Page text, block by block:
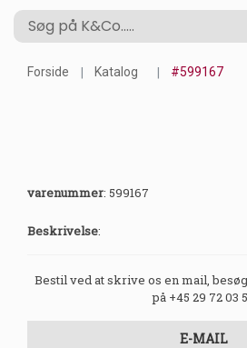
Forside Katalog #599167
varenummer: 599167
Beskrivelse:
Bestil ved at skrive os en mail,
på +45 29 72 03
E-MAIL